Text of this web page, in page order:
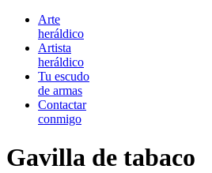
Arte
heráldico
Artista
heráldico
Tu escudo
de armas
Contactar
conmigo
Gavilla de tabaco